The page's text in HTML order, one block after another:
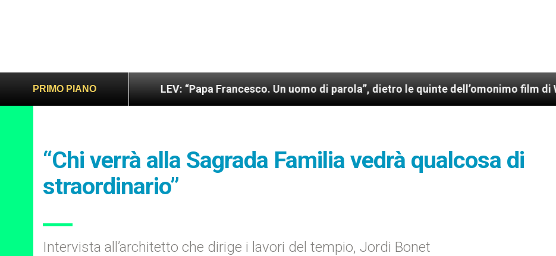
PRIMO PIANO
e giusto LEV: “Papa Francesco. Un uomo di parola”, dietro le quinte dell’omonimo film di Wim Wenders
“Chi verrà alla Sagrada Familia vedrà qualcosa di
straordinario”
Intervista all’architetto che dirige i lavori del tempio, Jordi Bonet